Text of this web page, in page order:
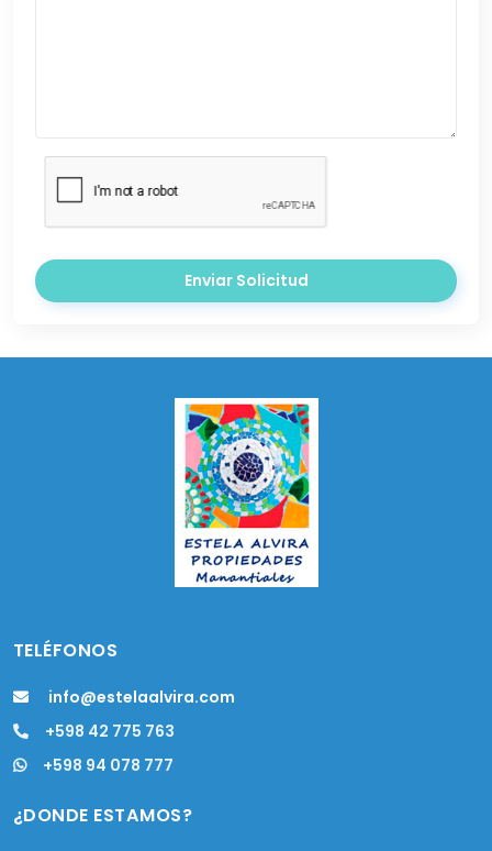
Enviar Solicitud
TELÉFONOS
info@estelaalvira.com
+598 42 775 763
+598 94 078 777
¿DONDE ESTAMOS?